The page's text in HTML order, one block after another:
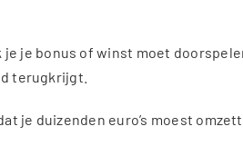
je je bonus of winst moet
terugkrijgt.
je duizenden euro’s moest